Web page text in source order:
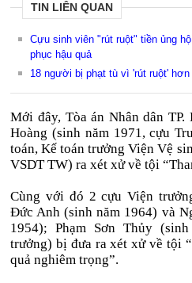
TIN LIÊN QUAN
Cựu sinh viên "rút ruột" tiền ủng
phục hậu quả
18 người bị phạt tù vì 'rút ruột'
Mới đây, Tòa án Nhân dân
Hoàng (sinh năm 1971, cựu
toán, Kế toán trưởng Viện Vệ
VSDT TW) ra xét xử về tội
Cùng với đó 2 cựu Viện
Đức Anh (sinh năm 1964) và
1954); Phạm Sơn Thủy
trưởng) bị đưa ra xét xử về tội
quả nghiêm trọng”.